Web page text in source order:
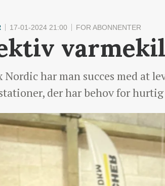
17-01-2024 21:00 FOR ABONNENTER
Nordic har man succes med at
der har behov for